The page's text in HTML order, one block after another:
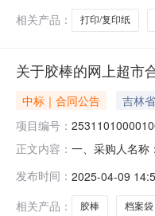
相关产品：
打印/复印纸
关于胶棒的网上超市
中标｜合同公告 吉林
项目编号：
正文内容： 一、采购人名称
格型号单位数量
发布时间： 2025-04-09
相关产品：
胶棒 档案袋